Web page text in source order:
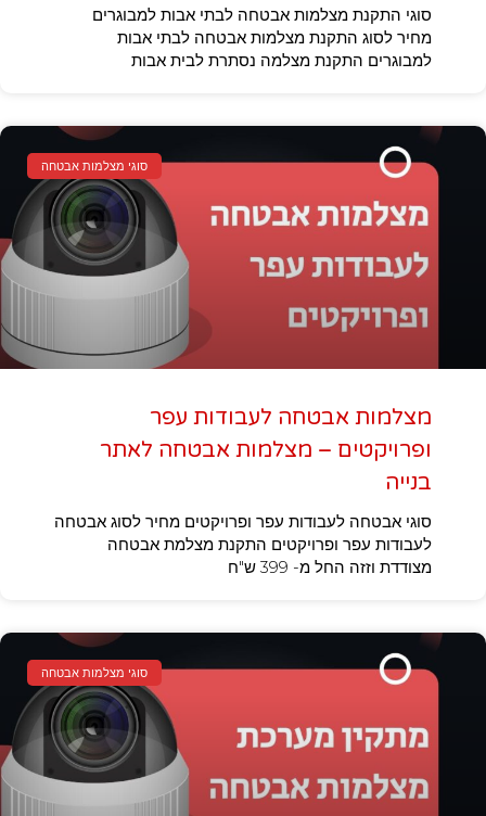
סוגי התקנת מצלמות אבטחה לבתי אבות למבוגרים
מחיר לסוג התקנת מצלמות אבטחה לבתי אבות
למבוגרים התקנת מצלמה נסתרת לבית אבות
סוגי מצלמות אבטחה
מצלמות אבטחה לעבודות עפר
ופרויקטים – מצלמות אבטחה לאתר
בנייה
סוגי אבטחה לעבודות עפר ופרויקטים מחיר לסוג אבטחה
לעבודות עפר ופרויקטים התקנת מצלמת אבטחה
מצודדת וזזה החל מ- 399 ש"ח
סוגי מצלמות אבטחה